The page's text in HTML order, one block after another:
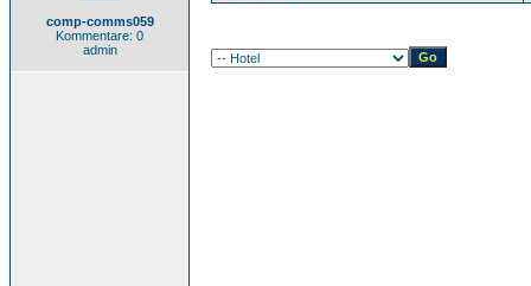
comp-comms059
Kommentare: 0
admin